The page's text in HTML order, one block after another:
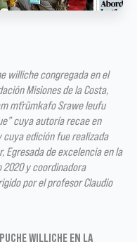
williche congregada en el
Misiones de la Costa,
m¨trümkafo Srawe leufu
cuya autoría recae en
cuya edición fue realizada
Egresada de excelencia en la
y coordinadora
por el profesor Claudio
WILLICHE EN LA